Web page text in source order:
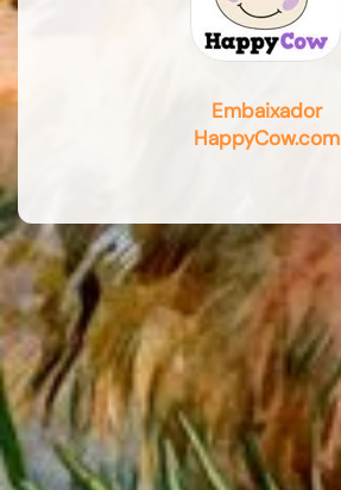
Embaixador
HappyCow.com